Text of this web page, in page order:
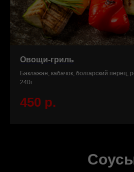
Овощи-гриль
Баклажан, кабачок, болгарский перец,
240г
450 р.